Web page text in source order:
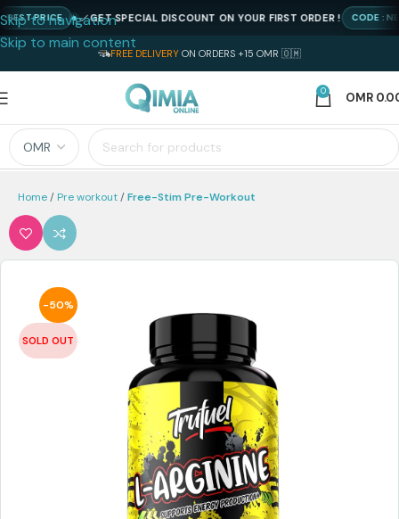
Skip to navigation
Skip to main content
FREE DELIVERY ON ORDERS +15 OMR 🇴🇲
0 OMR
Home Pre workout Free-Stim Pre-Workout
-50%
SOLD OUT
PRICE GET SPECIAL DISCOUNT ON YOUR FIRST ORDER ! CODE :